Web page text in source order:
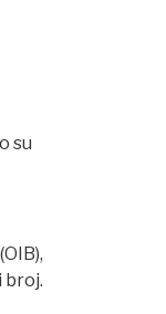
su
broj.